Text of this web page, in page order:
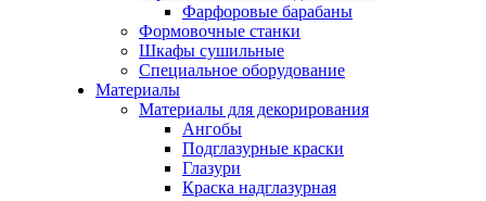
Фарфоровые барабаны
Формовочные станки
Шкафы сушильные
Специальное оборудование
Материалы
Материалы для декорирования
Ангобы
Подглазурные краски
Глазури
Краска надглазурная